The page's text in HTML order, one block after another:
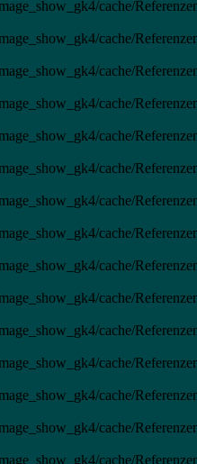
cache/
cache/
cache/
cache/
cache/
cache/
cache/
cache/
cache/
cache/
cache/
cache/
cache/
cache/
cache/